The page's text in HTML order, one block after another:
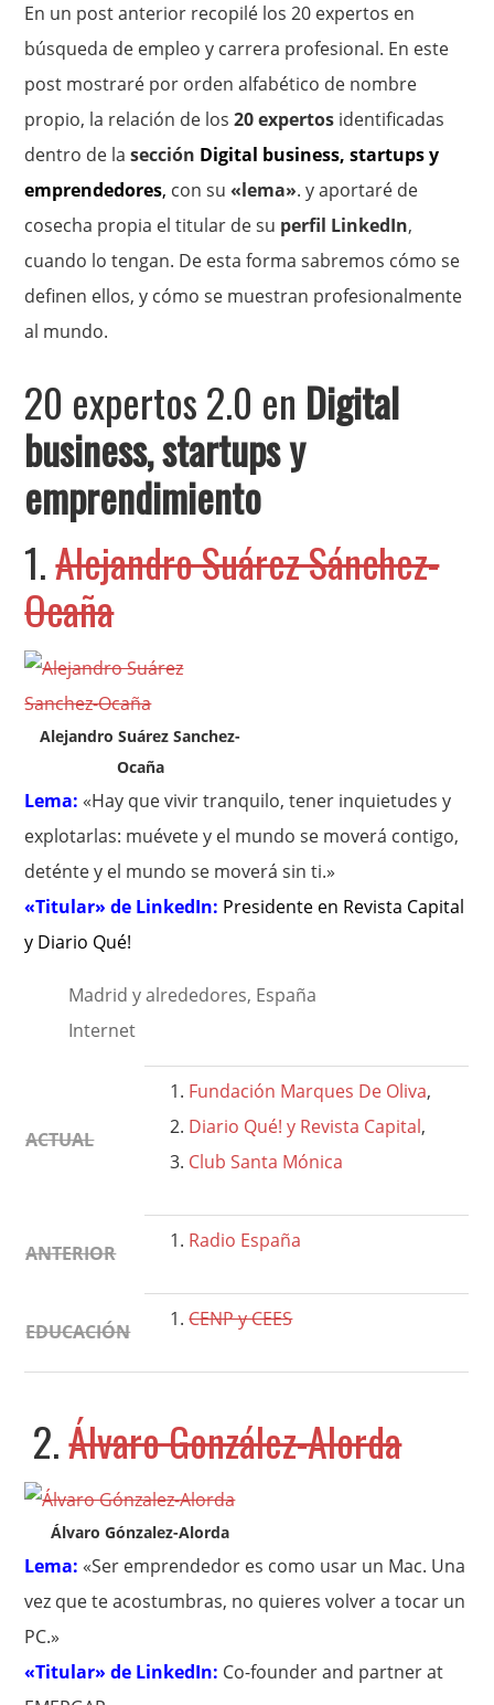
En un post anterior recopilé los 20 expertos en
búsqueda de empleo y carrera profesional. En este
post mostraré por orden alfabético de nombre
propio, la relación de los20 expertos identificadas
dentro de lasección Digital business, startups y
emprendedores, con su«lema». y aportaré de
cosecha propia el titular de su perfil LinkedIn,
cuando lo tengan. De esta forma sabremos cómo se
definen ellos, y cómo se muestran profesionalmente
al mundo.
20 expertos 2.0 en Digital
business, startups y
emprendimiento
1.Alejandro Suárez Sánchez-
Ocaña
Alejandro Suárez Sanchez-
Ocaña
Lema: «Hay que vivir tranquilo, tener inquietudes y
explotarlas: muévete y el mundo se moverá contigo,
deténte y el mundo se moverá sin ti.»
«Titular» de LinkedIn: Presidente en Revista Capital
y Diario Qué!
Madrid y alrededores, España
Internet
ACTUAL
Fundación Marques De Oliva,
Diario Qué! y Revista Capital,
Club Santa Mónica
ANTERIOR
Radio España
EDUCACIÓN
CENP y CEES
2.Álvaro González-Alorda
Álvaro Gónzalez-Alorda
Lema: «Ser emprendedor es como usar un Mac. Una
vez que te acostumbras, no quieres volver a tocar un
PC.»
«Titular» de LinkedIn: Co-founder and partner at